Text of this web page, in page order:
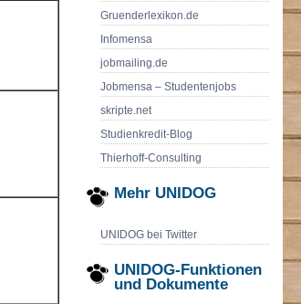
Gruenderlexikon.de
Infomensa
jobmailing.de
Jobmensa – Studentenjobs
skripte.net
Studienkredit-Blog
Thierhoff-Consulting
Mehr UNIDOG
UNIDOG bei Twitter
UNIDOG-Funktionen
und Dokumente